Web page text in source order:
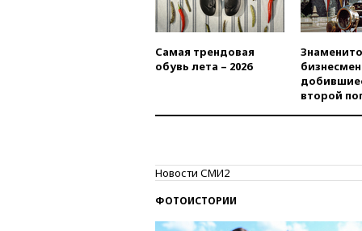
Самая трендовая
обувь лета – 2026
второй
Новости СМИ2
ФОТОИСТОРИИ